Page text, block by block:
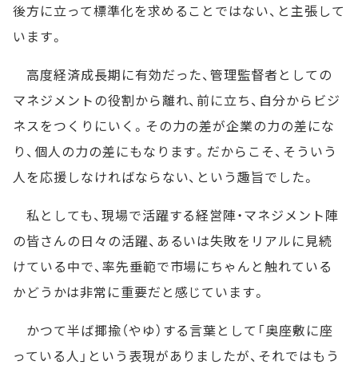
後方に立って標準化を求めることではない、と主張して
います。
高度経済成長期に有効だった、管理監督者としての
マネジメントの役割から離れ、前に立ち、自分からビジ
ネスをつくりにいく。その力の差が企業の力の差にな
り、個人の力の差にもなります。だからこそ、そういう
人を応援しなければならない、という趣旨でした。
私としても、現場で活躍する経営陣・マネジメント陣
の皆さんの日々の活躍、あるいは失敗をリアルに見続
けている中で、率先垂範で市場にちゃんと触れている
かどうかは非常に重要だと感じています。
かつて半ば揶揄（やゆ）する言葉として「奥座敷に座
っている人」という表現がありましたが、それではもう